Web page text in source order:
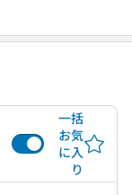
一括
お気
に入
り